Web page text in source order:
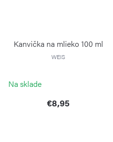
Kanvička na mlieko 100 ml
WEIS
Na sklade
€8,95